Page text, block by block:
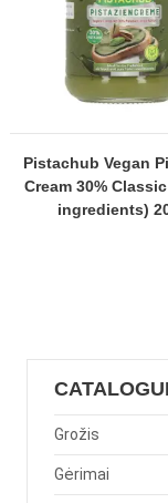
Grožis
Gėrimai
Pistachub Vegan
Cream 30%
ingredients)